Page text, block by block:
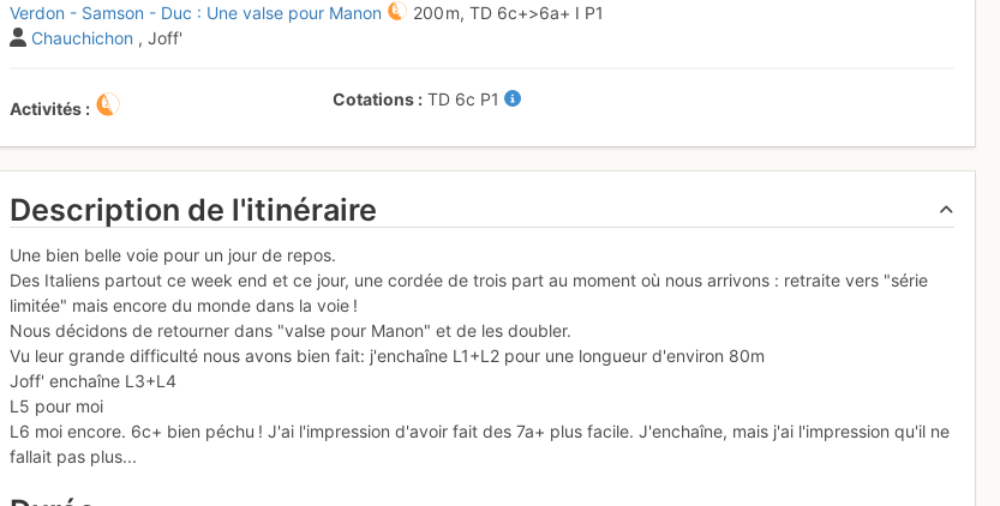
Verdon - Samson - Duc : Une valse pour Manon 200 m,TD 6c+>6a+ I P1
Chauchichon , Joff'
Activités Cotations TD 6c P1
Description de l'itinéraire
Une bien belle voie pour un jour de repos.
Des Italiens partout ce week end et ce jour, une cordée de trois part au moment où nous arrivons : retraite vers "série
limitée" mais encore du monde dans la voie !
Nous décidons de retourner dans "valse pour Manon" et de les doubler.
Vu leur grande difficulté nous avons bien fait: j'enchaîne L1+L2 pour une longueur d'environ 80m
Joff' enchaîne L3+L4
L5 pour moi
L6 moi encore. 6c+ bien péchu ! J'ai l'impression d'avoir fait des 7a+ plus facile. J'enchaîne, mais j'ai l'impression qu'il ne
fallait pas plus...